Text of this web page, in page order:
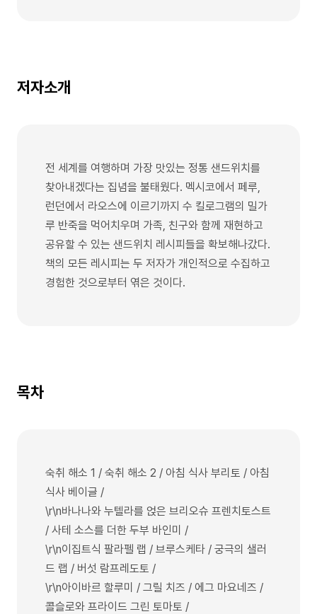
저자소개
전 세계를 여행하며 가장 맛있는 정통 샌드위치를
찾아내겠다는 집념을 불태웠다. 멕시코에서 페루,
런던에서 라오스에 이르기까지 수 킬로그램의 밀가
루 반죽을 먹어치우며 가족, 친구와 함께 재현하고
공유할 수 있는 샌드위치 레시피들을 확보해나갔다.
책의 모든 레시피는 두 저자가 개인적으로 수집하고
경험한 것으로부터 엮은 것이다.
목차
숙취 해소 1 / 숙취 해소 2 / 아침 식사 부리토 / 아침
식사 베이글 /
\r\n바나나와 누텔라를 얹은 브리오슈 프렌치토스트
/ 사테 소스를 더한 두부 바인미 /
\r\n이집트식 팔라펠 랩 / 브루스케타 / 궁극의 샐러
드 랩 / 버섯 람프레도토 /
\r\n아이바르 할루미 / 그릴 치즈 / 에그 마요네즈 /
콜슬로와 프라이드 그린 토마토 /